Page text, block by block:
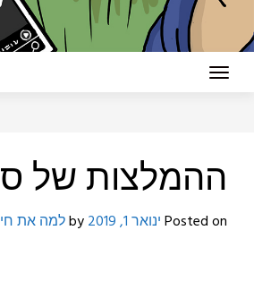
ההמלצות של
Posted onינואר 1, 2019 למה את